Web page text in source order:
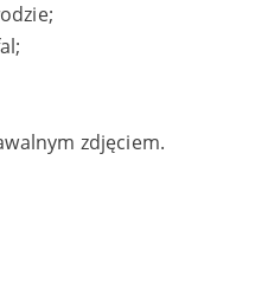
zdjęciem.